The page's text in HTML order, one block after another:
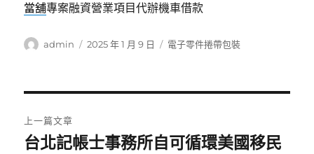
當舖專案融資營業項目代辦機車借款
作
admin
發
2025 年 1 月 9 日
分
電子零件捲帶包裝
章
上一篇文章
上
台北記帳士事務所自可循環美國移民